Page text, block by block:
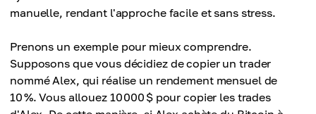
manuelle, rendant l'approche facile et sans stress.
Prenons un exemple pour mieux comprendre.
Supposons que vous décidiez de copier un trader
nommé Alex, qui réalise un rendement mensuel de
10 %. Vous allouez 10 000 $ pour copier les trades